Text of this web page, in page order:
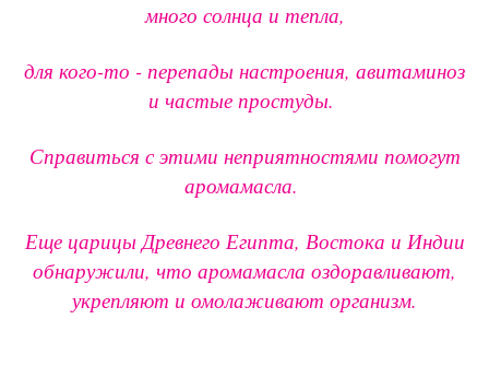
много солнца и тепла,
для кого-то - перепады настроения, авитаминоз
и частые простуды.
Справиться с этими неприятностями помогут
аромамасла.
Еще царицы Древнего Египта, Востока и Индии
обнаружили, что аромамасла оздоравливают,
укрепляют и омолаживают организм.